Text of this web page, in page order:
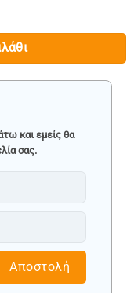
- DAEWOO ποσότητα
και εμείς θα
σας.
Αποστολή